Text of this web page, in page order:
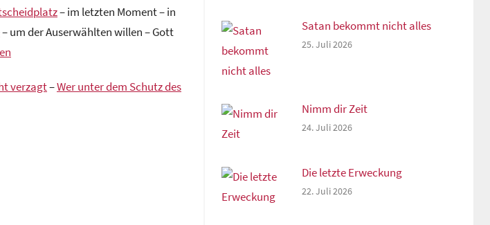
zu
regeln.
– im letzten Moment – in
– um der Auserwählten willen – Gott
verzagt–Wer unter dem Schutz des
Satan bekommt nicht alles
25. Juli 2026
Nimm dir Zeit
24. Juli 2026
Die letzte Erweckung
22. Juli 2026